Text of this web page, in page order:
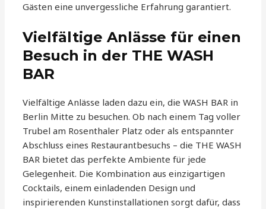
Gästen eine unvergessliche Erfahrung garantiert.
Vielfältige Anlässe für einen
Besuch in der THE WASH
BAR
Vielfältige Anlässe laden dazu ein, die WASH BAR in
Berlin Mitte zu besuchen. Ob nach einem Tag voller
Trubel am Rosenthaler Platz oder als entspannter
Abschluss eines Restaurantbesuchs – die THE WASH
BAR bietet das perfekte Ambiente für jede
Gelegenheit. Die Kombination aus einzigartigen
Cocktails, einem einladenden Design und
inspirierenden Kunstinstallationen sorgt dafür, dass